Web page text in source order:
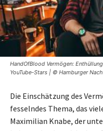
HandOfBlood Vermögen:
YouTube-Stars | © Hamburger
Die Einschätzung des
fesselndes Thema, das
Maximilian Knabe, der